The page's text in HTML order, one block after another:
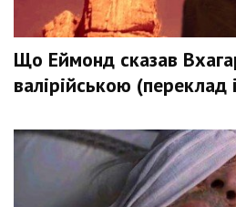
Що Еймонд сказав
валірійською (переклад